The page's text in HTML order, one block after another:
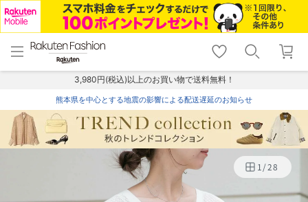
menu home
トップ
shopping_cart lock_outline
ログイン
3,980円(税込)以上のお買い物で送料無料！
熊本県を中心とする地震の影響による配送遅延のお知らせ
1/28